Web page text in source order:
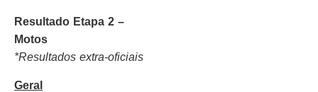
Resultado Etapa 2 –
Motos
*Resultados extra-oficiais
Geral